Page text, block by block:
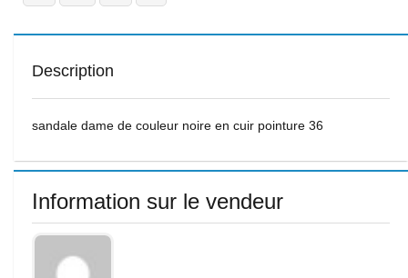
Description
sandale dame de couleur noire en cuir pointure 36
Information sur le vendeur